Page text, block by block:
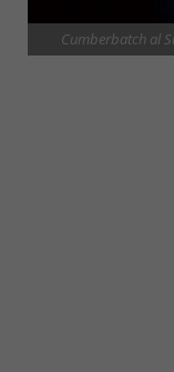
Cumberbatch al